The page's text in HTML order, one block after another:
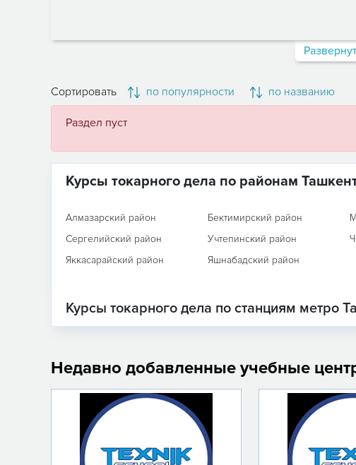
Сортировать по популярности по названию
Раздел пуст
Курсы токарного дела по районам
Алмазарский район Бектимирский район
Сергелийский район
Учтепинский район
Яккасарайский район
Яшнабадский район
Курсы токарного дела по станциям метро
Недавно добавленные учебные